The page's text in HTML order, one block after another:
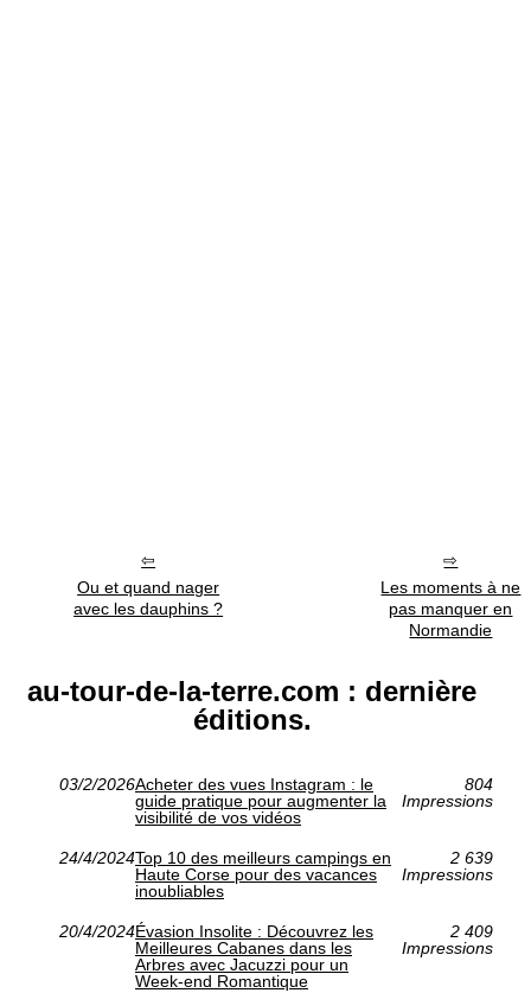
Ou et quand nager
avec les dauphins ?
Les moments à ne
pas manquer en
Normandie
au-tour-de-la-terre.com : dernière
éditions.
03/2/2026Acheter des vues Instagram : le
guide pratique pour augmenter la
visibilité de vos vidéos
804
Impressions
24/4/2024Top 10 des meilleurs campings en
Haute Corse pour des vacances
inoubliables
2 639
Impressions
20/4/2024Évasion Insolite : Découvrez les
Meilleures Cabanes dans les
Arbres avec Jacuzzi pour un
Week-end Romantique
2 409
Impressions